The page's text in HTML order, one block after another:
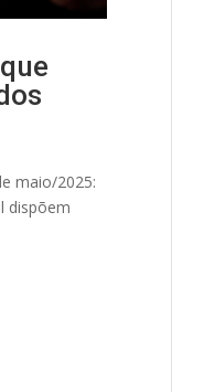
maio/2025:
dispõem